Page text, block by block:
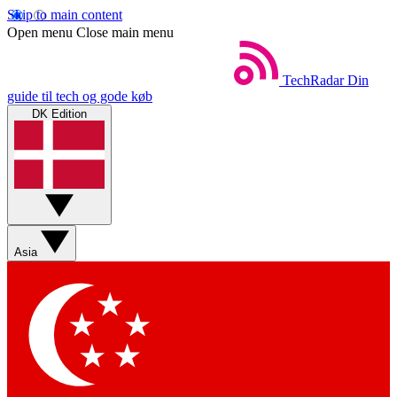
Skip to main content
Open menu Close main menu
TechRadar Din
guide til tech og gode køb
DK Edition
Asia